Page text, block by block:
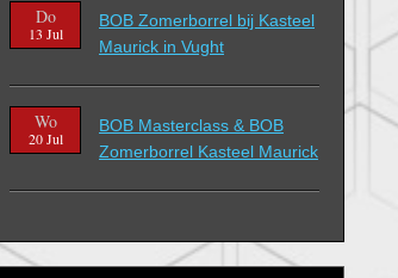
Do
13 Jul
BOB Zomerborrel bij Kasteel
Maurick in Vught
Wo
20 Jul
BOB Masterclass & BOB
Zomerborrel Kasteel Maurick